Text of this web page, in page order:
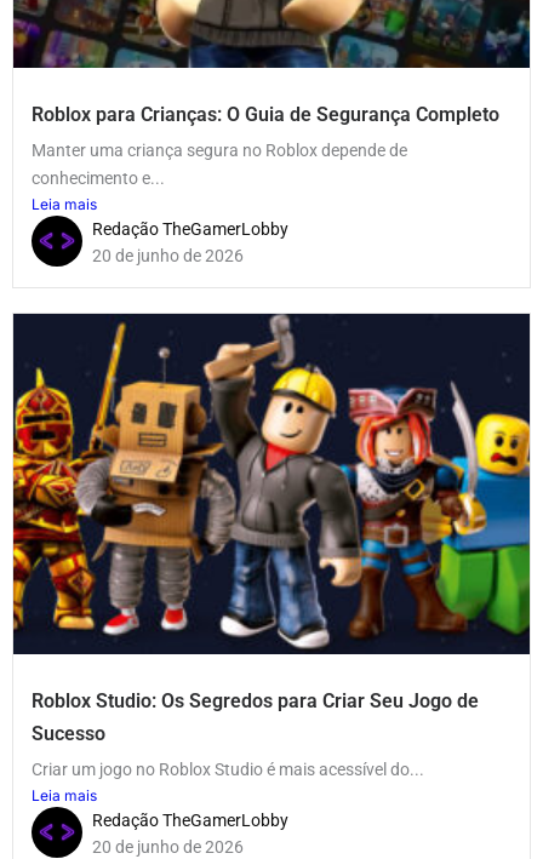
Roblox para Crianças: O Guia de Segurança Completo
Manter uma criança segura no Roblox depende de
conhecimento e...
Leia mais
Redação TheGamerLobby
20 de junho de 2026
Roblox Studio: Os Segredos para Criar Seu Jogo de
Sucesso
Criar um jogo no Roblox Studio é mais acessível do...
Leia mais
Redação TheGamerLobby
20 de junho de 2026